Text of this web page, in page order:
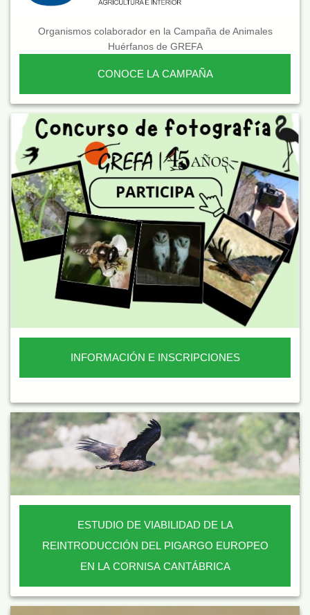
Organismos colaborador en la Campaña de Animales
Huérfanos de GREFA
CONOCE LA CAMPAÑA
INFORMACIÓN E INSCRIPCIONES
ESTUDIO DE VIABILIDAD DE LA
REINTRODUCCIÓN DEL PIGARGO EUROPEO
EN LA CORNISA CANTÁBRICA